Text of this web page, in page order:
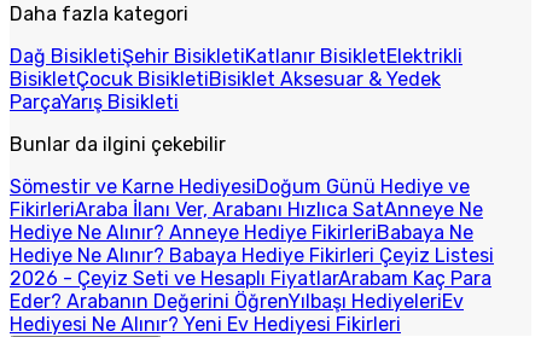
Daha fazla kategori
Dağ BisikletiŞehir BisikletiKatlanır BisikletElektrikli
BisikletÇocuk BisikletiBisiklet Aksesuar & Yedek
ParçaYarış Bisikleti
Bunlar da ilgini çekebilir
Sömestir ve Karne HediyesiDoğum Günü Hediye ve
FikirleriAraba İlanı Ver, Arabanı Hızlıca SatAnneye Ne
Hediye Ne Alınır? Anneye Hediye FikirleriBabaya Ne
Hediye Ne Alınır? Babaya Hediye Fikirleri Çeyiz Listesi
2026 - Çeyiz Seti ve Hesaplı FiyatlarArabam Kaç Para
Eder? Arabanın Değerini ÖğrenYılbaşı HediyeleriEv
Hediyesi Ne Alınır? Yeni Ev Hediyesi Fikirleri